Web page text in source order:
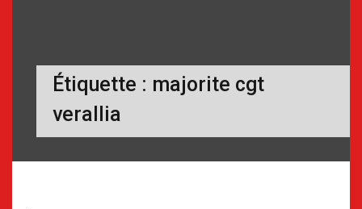
Étiquette : majorite cgt
verallia